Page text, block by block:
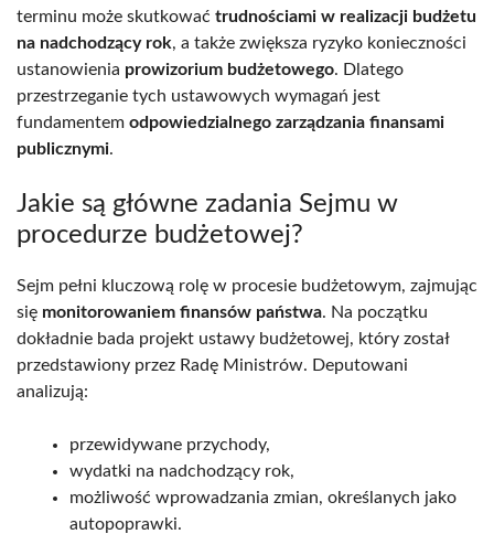
terminu może skutkować trudnościami w realizacji budżetu
na nadchodzący rok, a także zwiększa ryzyko konieczności
ustanowienia prowizorium budżetowego. Dlatego
przestrzeganie tych ustawowych wymagań jest
fundamentem odpowiedzialnego zarządzania finansami
publicznymi.
Jakie są główne zadania Sejmu w
procedurze budżetowej?
Sejm pełni kluczową rolę w procesie budżetowym, zajmując
się monitorowaniem finansów państwa. Na początku
dokładnie bada projekt ustawy budżetowej, który został
przedstawiony przez Radę Ministrów. Deputowani
analizują:
przewidywane przychody,
wydatki na nadchodzący rok,
możliwość wprowadzania zmian, określanych jako
autopoprawki.